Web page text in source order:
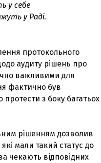
у себе
у Раді.
протокольного
аудиту рішень про
важливими для
фактично був
з боку багатьох
рішенням дозволив
мали такий статус до
чекають відповідних